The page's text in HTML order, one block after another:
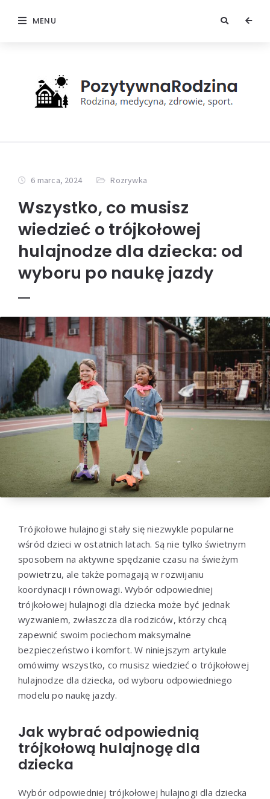
MENU
6 marca, 2024 Rozrywka
Wszystko, co musisz
wiedzieć o trójkołowej
hulajnodze dla dziecka: od
wyboru po naukę jazdy
Trójkołowe hulajnogi stały się niezwykle popularne
wśród dzieci w ostatnich latach. Są nie tylko świetnym
sposobem na aktywne spędzanie czasu na świeżym
powietrzu, ale także pomagają w rozwijaniu
koordynacji i równowagi. Wybór odpowiedniej
trójkołowej hulajnogi dla dziecka może być jednak
wyzwaniem, zwłaszcza dla rodziców, którzy chcą
zapewnić swoim pociechom maksymalne
bezpieczeństwo i komfort. W niniejszym artykule
omówimy wszystko, co musisz wiedzieć o trójkołowej
hulajnodze dla dziecka, od wyboru odpowiedniego
modelu po naukę jazdy.
Jak wybrać odpowiednią
trójkołową hulajnogę dla
dziecka
Wybór odpowiedniej trójkołowej hulajnogi dla dziecka